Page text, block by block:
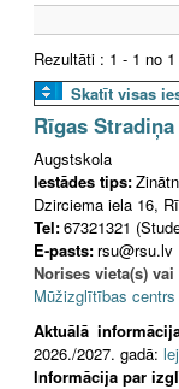
Rezultāti : 1 - 1 no 1
Skatīt visas
Rīgas
Augstskola
Iestādes tips:
Dzirciema iela 16,
Tel:67321321
E-pasts: rsu@rsu.lv
Norises vieta(s)
Mūžizglītības centrs
Aktuālā
2026./2027. gadā:
Informācija par